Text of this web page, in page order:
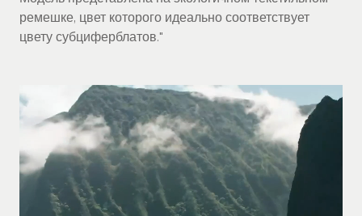
ремешке, цвет которого идеально соответствует
цвету субциферблатов."